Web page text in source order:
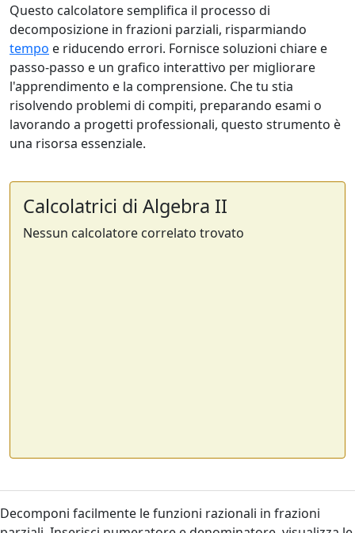
Questo calcolatore semplifica il processo di
decomposizione in frazioni parziali, risparmiando
tempo e riducendo errori. Fornisce soluzioni chiare e
passo-passo e un grafico interattivo per migliorare
l'apprendimento e la comprensione. Che tu stia
risolvendo problemi di compiti, preparando esami o
lavorando a progetti professionali, questo strumento è
una risorsa essenziale.
Calcolatrici di Algebra II
Nessun calcolatore correlato trovato
Decomponi facilmente le funzioni razionali in frazioni